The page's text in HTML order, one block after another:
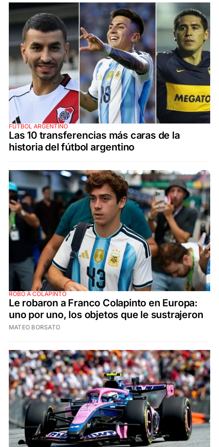
FÚTBOL ARGENTINO
Las 10 transferencias más caras de la
historia del fútbol argentino
ROBO A COLAPINTO
Le robaron a Franco Colapinto en Europa:
uno por uno, los objetos que le sustrajeron
MATEO BORSATO